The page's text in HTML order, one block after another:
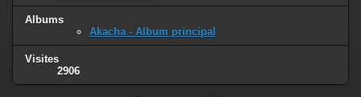
Albums
Akacha - Album principal
Visites
2906